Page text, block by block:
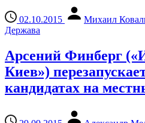
02.10.2015
Михаил
Держава
Арсений Финберг
Киев»)
кандидатах на